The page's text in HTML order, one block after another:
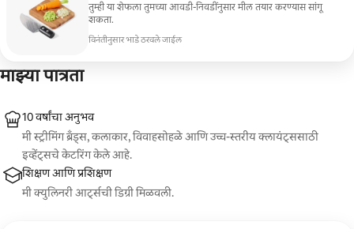
तुम्ही या शेफला तुमच्या आवडी-निवडींनुसार मील तयार करण्यास सांगू
शकता.
विनंतीनुसार भाडे ठरवले जाईल
माझ्या पात्रता
10 वर्षांचा अनुभव
मी स्ट्रीमिंग ब्रँड्स, कलाकार, विवाहसोहळे आणि उच्च-स्तरीय क्लायंट्ससाठी
इव्हेंट्सचे केटरिंग केले आहे.
शिक्षण आणि प्रशिक्षण
मी क्युलिनरी आर्ट्सची डिग्री मिळवली.